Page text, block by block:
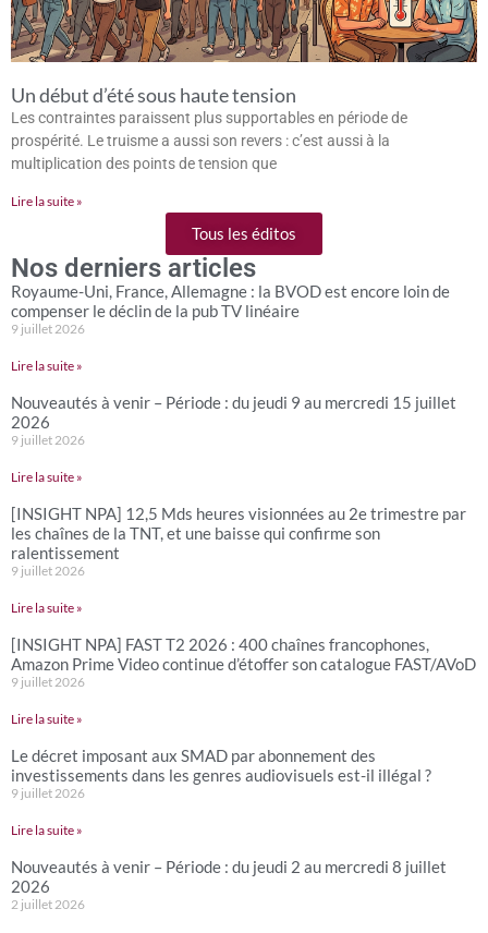
Un début d’été sous haute tension
Les contraintes paraissent plus supportables en période de
prospérité. Le truisme a aussi son revers : c’est aussi à la
multiplication des points de tension que
Lire la suite »
Tous les éditos
Nos derniers articles
Royaume-Uni, France, Allemagne : la BVOD est encore loin de
compenser le déclin de la pub TV linéaire
9 juillet 2026
Lire la suite »
Nouveautés à venir – Période : du jeudi 9 au mercredi 15 juillet
2026
9 juillet 2026
Lire la suite »
[INSIGHT NPA] 12,5 Mds heures visionnées au 2e trimestre par
les chaînes de la TNT, et une baisse qui confirme son
ralentissement
9 juillet 2026
Lire la suite »
[INSIGHT NPA] FAST T2 2026 : 400 chaînes francophones,
Amazon Prime Video continue d’étoffer son catalogue FAST/AVoD
9 juillet 2026
Lire la suite »
Le décret imposant aux SMAD par abonnement des
investissements dans les genres audiovisuels est-il illégal ?
9 juillet 2026
Lire la suite »
Nouveautés à venir – Période : du jeudi 2 au mercredi 8 juillet
2026
2 juillet 2026